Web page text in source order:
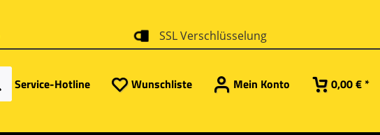
SSL Verschlüsselung
Service-Hotline Wunschliste Mein Konto 0,00 € *